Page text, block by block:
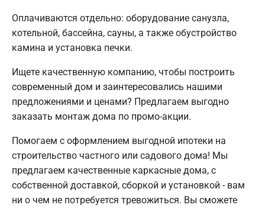
Оплачиваются отдельно: оборудование санузла,
котельной, бассейна, сауны, а также обустройство
камина и установка печки.
Ищете качественную компанию, чтобы построить
современный дом и заинтересовались нашими
предложениями и ценами? Предлагаем выгодно
заказать монтаж дома по промо-акции.
Помогаем с оформлением выгодной ипотеки на
строительство частного или садового дома! Мы
предлагаем качественные каркасные дома, с
собственной доставкой, сборкой и установкой - вам
ни о чем не потребуется тревожиться. Вы сможете